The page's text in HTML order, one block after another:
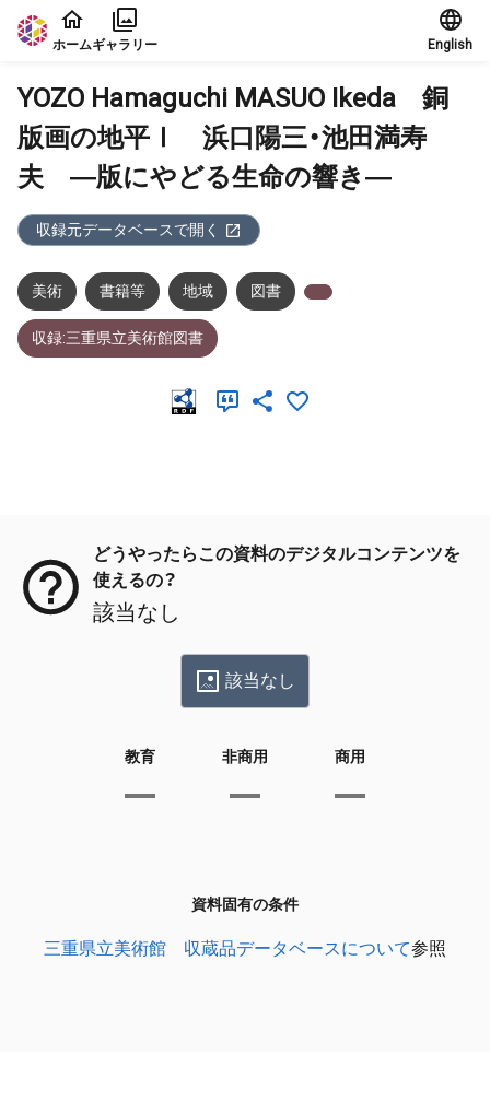
本文に飛ぶ
ホームギャラリー English
YOZO Hamaguchi MASUO Ikeda 銅
版画の地平Ⅰ 浜口陽三・池田満寿
夫 ―版にやどる生命の響き―
収録元データベースで開く
美術 書籍等 地域 図書
収録:三重県立美術館図書
どうやったらこの資料のデジタルコンテンツを
使えるの？
該当なし
該当なし
教育 非商用 商用
資料固有の条件
三重県立美術館 収蔵品データベースについて参照